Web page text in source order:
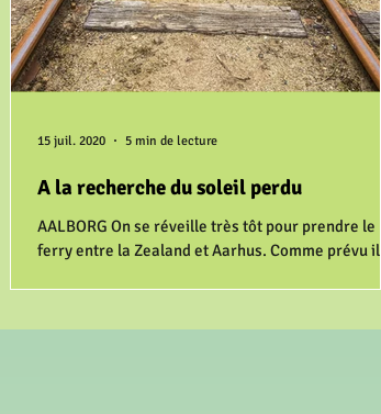
A la recherche du soleil perdu
AALBORG On se réveille très tôt pour prendre le
ferry entre la Zealand et Aarhus. Comme prévu il
15 juil. 2020 5 min de lecture